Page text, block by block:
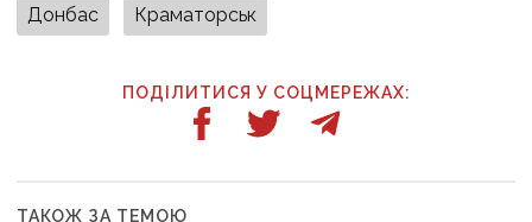
Донбас Краматорськ
ПОДІЛИТИСЯ У СОЦМЕРЕЖАХ:
ТАКОЖ ЗА ТЕМОЮ